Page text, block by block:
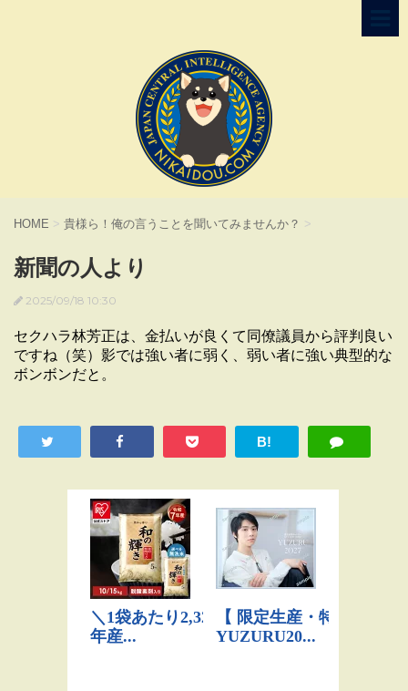
HOME > 貴様ら！俺の言うことを聞いてみませんか？ >
新聞の人より
2025/09/18 10:30
セクハラ林芳正は、金払いが良くて同僚議員から評判良い
ですね（笑）影では強い者に弱く、弱い者に強い典型的な
ボンボンだと。
B!